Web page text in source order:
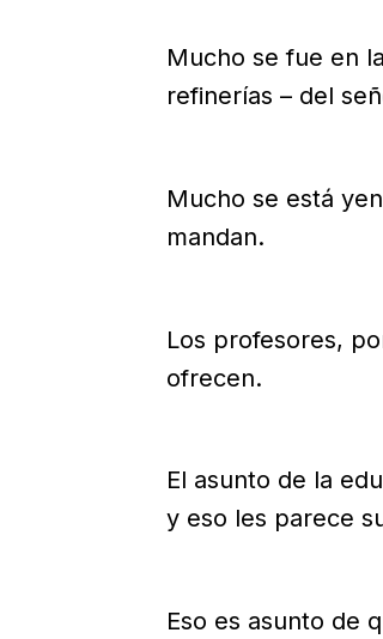
Mucho se fue en
refinerías – del
Mucho se está
mandan.
Los profesores,
ofrecen.
El asunto de la
y eso les parece
Eso es asunto de